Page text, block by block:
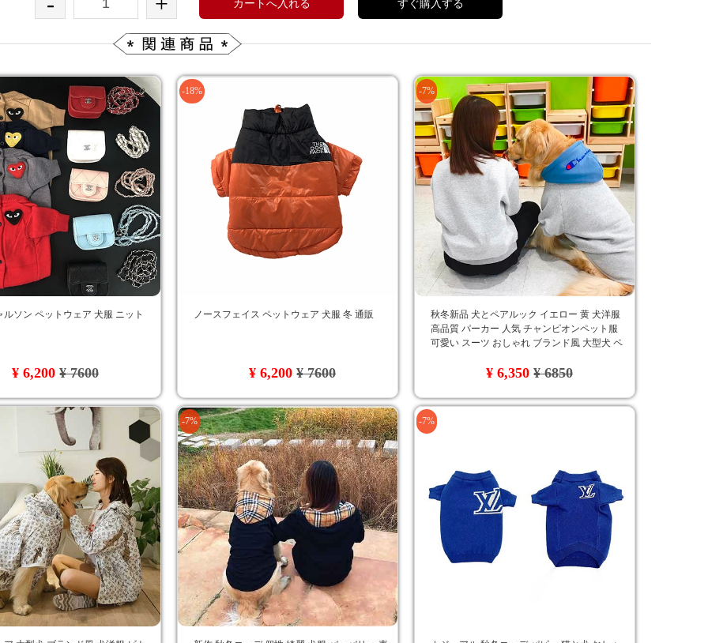
カートへ入れる すぐ購入する
ルソン ペットウェア 犬服 ニット
¥ 6,200¥ 7600
-18%
ノースフェイス ペットウェア 犬服 冬 通販
¥ 6,200¥ 7600
-7%
秋冬新品 犬とペアルック イエロー 黄 犬洋服
高品質 パーカー 人気 チャンピオンペット服
可愛い スーツ おしゃれ ブランド風 大型犬 ペ
¥ 6,350¥ 6850
-7% -7%